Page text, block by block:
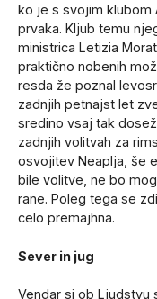
ko je s svojim klubom
prvaka. Kljub temu
ministrica Letizia
praktično nobenih
resda že poznal
zadnjih petnajst let
sredino vsaj tak
zadnjih volitvah za
osvojitev Neaplja, še
bile volitve, ne bo
rane. Poleg tega se
celo premajhna.
Sever in jug
Vendar si ob Ljudstvu